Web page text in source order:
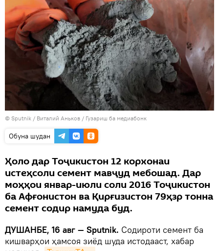
© Sputnik / Виталий Аньков / Гузариш ба медиабонк
Обуна шудан
Ҳоло дар Тоҷикистон 12 корхонаи
истеҳсоли семент мавҷуд мебошад. Дар
моҳҳои январ-июли соли 2016 Тоҷикистон
ба Афғонистон ва Қирғизистон 79ҳзр тонна
семент содир намуда буд.
ДУШАНБЕ, 16 авг — Sputnik. Содироти семент ба
кишварҳои ҳамсоя зиёд шуда истодааст, хабар